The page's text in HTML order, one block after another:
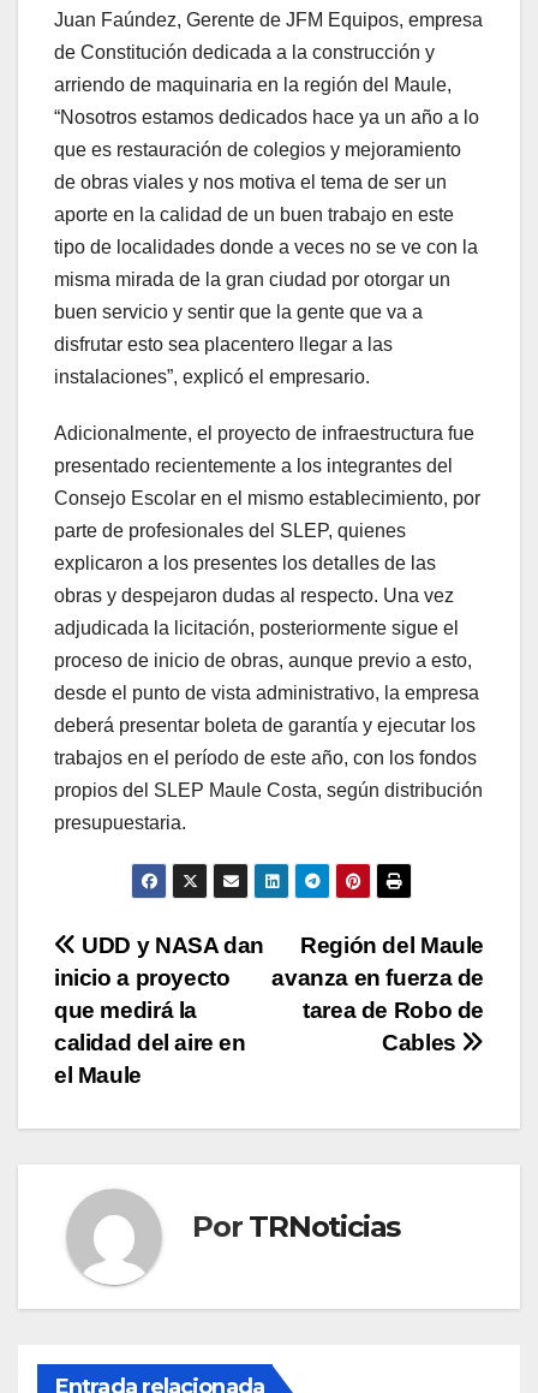
Juan Faúndez, Gerente de JFM Equipos, empresa
de Constitución dedicada a la construcción y
arriendo de maquinaria en la región del Maule,
“Nosotros estamos dedicados hace ya un año a lo
que es restauración de colegios y mejoramiento
de obras viales y nos motiva el tema de ser un
aporte en la calidad de un buen trabajo en este
tipo de localidades donde a veces no se ve con la
misma mirada de la gran ciudad por otorgar un
buen servicio y sentir que la gente que va a
disfrutar esto sea placentero llegar a las
instalaciones”, explicó el empresario.
Adicionalmente, el proyecto de infraestructura fue
presentado recientemente a los integrantes del
Consejo Escolar en el mismo establecimiento, por
parte de profesionales del SLEP, quienes
explicaron a los presentes los detalles de las
obras y despejaron dudas al respecto. Una vez
adjudicada la licitación, posteriormente sigue el
proceso de inicio de obras, aunque previo a esto,
desde el punto de vista administrativo, la empresa
deberá presentar boleta de garantía y ejecutar los
trabajos en el período de este año, con los fondos
propios del SLEP Maule Costa, según distribución
presupuestaria.
Navegación
de
entradas
Región del Maule
avanza en fuerza de
tarea de Robo de
Cables
UDD y NASA dan
inicio a proyecto
que medirá la
calidad del aire en
el Maule
Por TRNoticias
Entrada relacionada